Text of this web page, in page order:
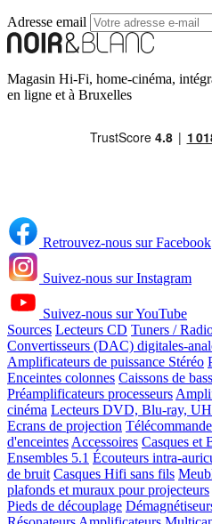
Adresse email
Magasin Hi-Fi, home-cinéma,
en ligne et à Bruxelles
Retrouvez-nous sur Facebook
Suivez-nous sur Instagram
Suivez-nous sur YouTube
Sources Lecteurs CD Tuners /
Convertisseurs (DAC) digitales-
Amplificateurs de puissance Stéréo
Enceintes colonnes Caissons de
Préamplificateurs processeurs
cinéma Lecteurs DVD, Blu-ray,
Ecrans de projection
d'enceintes Accessoires Casques et
Ensembles 5.1 Écouteurs intra-
de bruit Casques Hifi sans fils
plafonds et muraux pour projecteurs
Pieds de découplage